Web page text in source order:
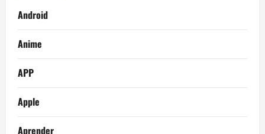
Android
Anime
APP
Apple
Aprender